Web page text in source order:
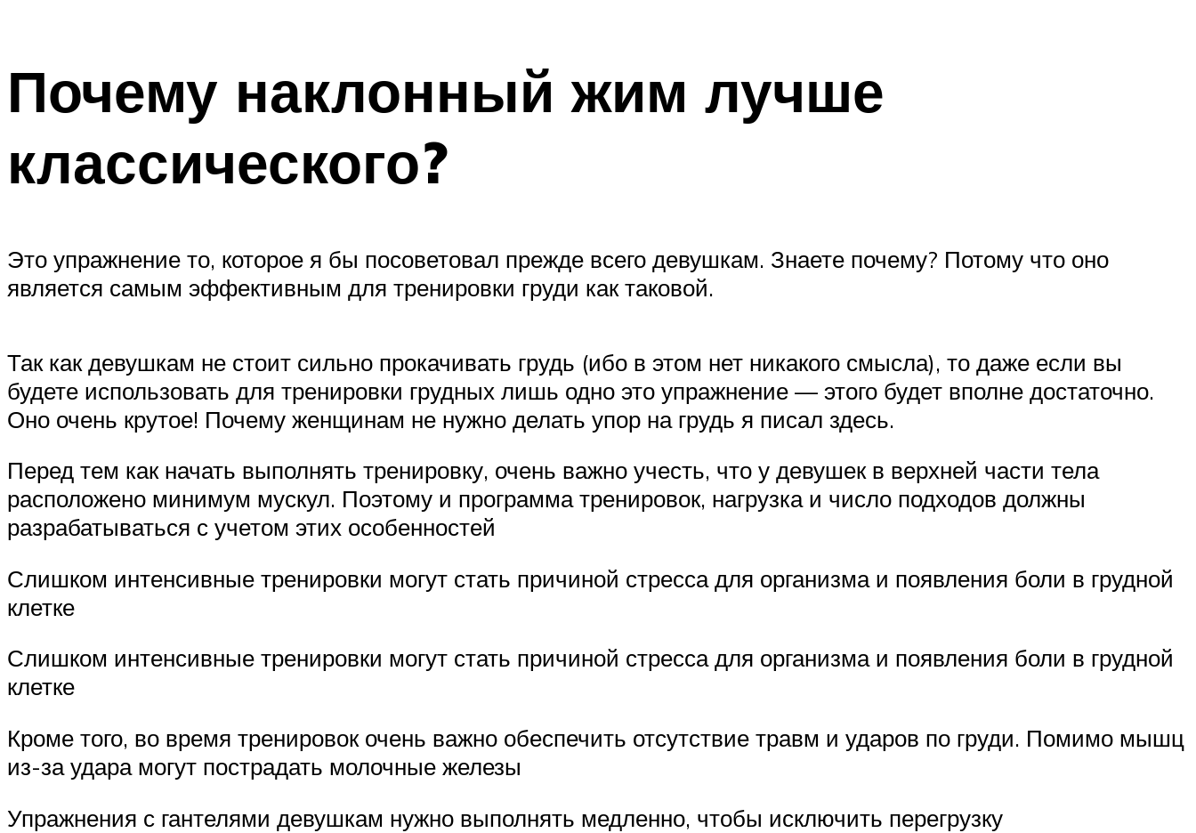
Почему наклонный жим лучше
классического?
Это упражнение то, которое я бы посоветовал прежде всего девушкам. Знаете почему? Потому что оно
является самым эффективным для тренировки груди как таковой.
Так как девушкам не стоит сильно прокачивать грудь (ибо в этом нет никакого смысла), то даже если вы
будете использовать для тренировки грудных лишь одно это упражнение — этого будет вполне достаточно.
Оно очень крутое! Почему женщинам не нужно делать упор на грудь я писал здесь.
Перед тем как начать выполнять тренировку, очень важно учесть, что у девушек в верхней части тела
расположено минимум мускул. Поэтому и программа тренировок, нагрузка и число подходов должны
разрабатываться с учетом этих особенностей
Слишком интенсивные тренировки могут стать причиной стресса для организма и появления боли в грудной
клетке
Слишком интенсивные тренировки могут стать причиной стресса для организма и появления боли в грудной
клетке
Кроме того, во время тренировок очень важно обеспечить отсутствие травм и ударов по груди. Помимо мышц
из-за удара могут пострадать молочные железы
Упражнения с гантелями девушкам нужно выполнять медленно, чтобы исключить перегрузку